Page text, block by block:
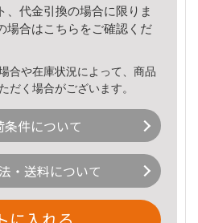
、代金引換の場合に限りま
場合はこちら をご確認くだ
合や在庫状況によって、商品
だく場合がございます。
条件について
・送料について